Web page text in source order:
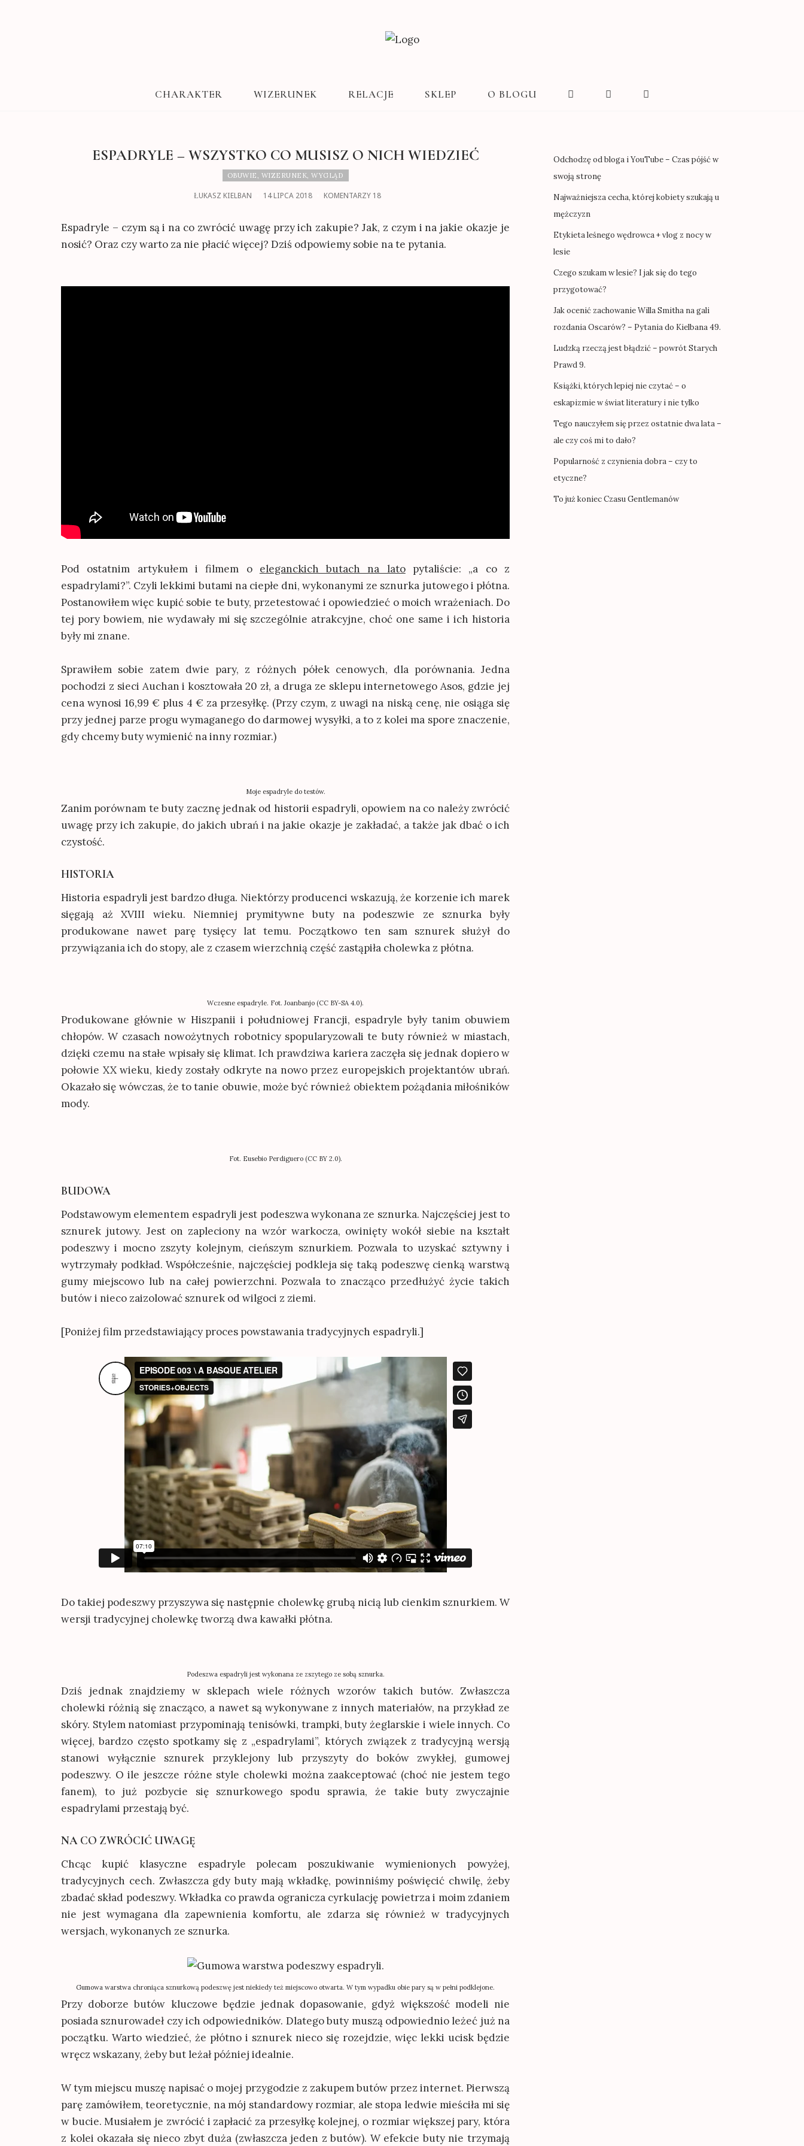
CHARAKTER WIZERUNEK RELACJE SKLEP O BLOGU
ESPADRYLE – WSZYSTKO CO MUSISZ O NICH WIEDZIEĆ
OBUWIE WIZERUNEK WYGLĄD
ŁUKASZ KIELBAN 14 LIPCA 2018 KOMENTARZY 18
Espadryle – czym są i na co zwrócić uwagę przy ich zakupie? Jak, z czym i na jakie okazje je
nosić? Oraz czy warto za nie płacić więcej? Dziś odpowiemy sobie na te pytania.
Pod ostatnim artykułem i filmem o eleganckich butach na latopytaliście: „a co z
espadrylami?”. Czyli lekkimi butami na ciepłe dni, wykonanymi ze sznurka jutowego i płótna.
Postanowiłem więc kupić sobie te buty, przetestować i opowiedzieć o moich wrażeniach. Do
tej pory bowiem, nie wydawały mi się szczególnie atrakcyjne, choć one same i ich historia
były mi znane.
Sprawiłem sobie zatem dwie pary, z różnych półek cenowych, dla porównania. Jedna
pochodzi z sieci Auchan i kosztowała 20 zł, a druga ze sklepu internetowego Asos, gdzie jej
cena wynosi 16,99 € plus 4 € za przesyłkę. (Przy czym, z uwagi na niską cenę, nie osiąga się
przy jednej parze progu wymaganego do darmowej wysyłki, a to z kolei ma spore znaczenie,
gdy chcemy buty wymienić na inny rozmiar.)
Moje espadryle do testów.
Zanim porównam te buty zacznę jednak od historii espadryli, opowiem na co należy zwrócić
uwagę przy ich zakupie, do jakich ubrań i na jakie okazje je zakładać, a także jak dbać o ich
czystość.
HISTORIA
Historia espadryli jest bardzo długa. Niektórzy producenci wskazują, że korzenie ich marek
sięgają aż XVIII wieku. Niemniej prymitywne buty na podeszwie ze sznurka były
produkowane nawet parę tysięcy lat temu. Początkowo ten sam sznurek służył do
przywiązania ich do stopy, ale z czasem wierzchnią część zastąpiła cholewka z płótna.
Wczesne espadryle. Fot. Joanbanjo (CC BY-SA 4.0).
Produkowane głównie w Hiszpanii i południowej Francji, espadryle były tanim obuwiem
chłopów. W czasach nowożytnych robotnicy spopularyzowali te buty również w miastach,
dzięki czemu na stałe wpisały się klimat. Ich prawdziwa kariera zaczęła się jednak dopiero w
połowie XX wieku, kiedy zostały odkryte na nowo przez europejskich projektantów ubrań.
Okazało się wówczas, że to tanie obuwie, może być również obiektem pożądania miłośników
mody.
Fot. Eusebio Perdiguero (CC BY 2.0).
BUDOWA
Podstawowym elementem espadryli jest podeszwa wykonana ze sznurka. Najczęściej jest to
sznurek jutowy. Jest on zapleciony na wzór warkocza, owinięty wokół siebie na kształt
podeszwy i mocno zszyty kolejnym, cieńszym sznurkiem. Pozwala to uzyskać sztywny i
wytrzymały podkład. Współcześnie, najczęściej podkleja się taką podeszwę cienką warstwą
gumy miejscowo lub na całej powierzchni. Pozwala to znacząco przedłużyć życie takich
butów i nieco zaizolować sznurek od wilgoci z ziemi.
[Poniżej film przedstawiający proces powstawania tradycyjnych espadryli.]
Do takiej podeszwy przyszywa się następnie cholewkę grubą nicią lub cienkim sznurkiem. W
wersji tradycyjnej cholewkę tworzą dwa kawałki płótna.
Podeszwa espadryli jest wykonana ze zszytego ze sobą sznurka.
Dziś jednak znajdziemy w sklepach wiele różnych wzorów takich butów. Zwłaszcza
cholewki różnią się znacząco, a nawet są wykonywane z innych materiałów, na przykład ze
skóry. Stylem natomiast przypominają tenisówki, trampki, buty żeglarskie i wiele innych. Co
więcej, bardzo często spotkamy się z „espadrylami”, których związek z tradycyjną wersją
stanowi wyłącznie sznurek przyklejony lub przyszyty do boków zwykłej, gumowej
podeszwy. O ile jeszcze różne style cholewki można zaakceptować (choć nie jestem tego
fanem), to już pozbycie się sznurkowego spodu sprawia, że takie buty zwyczajnie
espadrylami przestają być.
NA CO ZWRÓCIĆ UWAGĘ
Chcąc kupić klasyczne espadryle polecam poszukiwanie wymienionych powyżej,
tradycyjnych cech. Zwłaszcza gdy buty mają wkładkę, powinniśmy poświęcić chwilę, żeby
zbadać skład podeszwy. Wkładka co prawda ogranicza cyrkulację powietrza i moim zdaniem
nie jest wymagana dla zapewnienia komfortu, ale zdarza się również w tradycyjnych
wersjach, wykonanych ze sznurka.
Gumowa warstwa chroniąca sznurkową podeszwę jest niekiedy też miejscowo otwarta. W tym wypadku obie pary są w pełni podklejone.
Przy doborze butów kluczowe będzie jednak dopasowanie, gdyż większość modeli nie
posiada sznurowadeł czy ich odpowiedników. Dlatego buty muszą odpowiednio leżeć już na
początku. Warto wiedzieć, że płótno i sznurek nieco się rozejdzie, więc lekki ucisk będzie
wręcz wskazany, żeby but leżał później idealnie.
W tym miejscu muszę napisać o mojej przygodzie z zakupem butów przez internet. Pierwszą
parę zamówiłem, teoretycznie, na mój standardowy rozmiar, ale stopa ledwie mieściła mi się
w bucie. Musiałem je zwrócić i zapłacić za przesyłkę kolejnej, o rozmiar większej pary, która
z kolei okazała się nieco zbyt duża (zwłaszcza jeden z butów). W efekcie buty nie trzymają
Odchodzę od bloga i YouTube – Czas pójść w
swoją stronę
Najważniejsza cecha, której kobiety szukają u
mężczyzn
Etykieta leśnego wędrowca + vlog z nocy w
lesie
Czego szukam w lesie? I jak się do tego
przygotować?
Jak ocenić zachowanie Willa Smitha na gali
rozdania Oscarów? – Pytania do Kielbana 49.
Ludzką rzeczą jest błądzić – powrót Starych
Prawd 9.
Książki, których lepiej nie czytać – o
eskapizmie w świat literatury i nie tylko
Tego nauczyłem się przez ostatnie dwa lata –
ale czy coś mi to dało?
Popularność z czynienia dobra – czy to
etyczne?
To już koniec Czasu Gentlemanów